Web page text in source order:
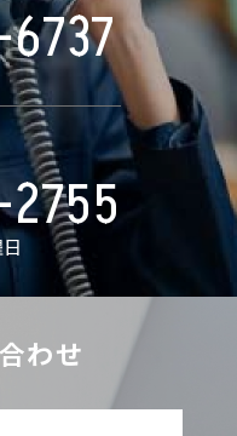
わせ